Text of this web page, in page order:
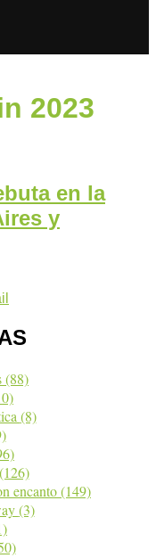
2023
en la
y
(88)
(8)
(126)
encanto(149)
(3)